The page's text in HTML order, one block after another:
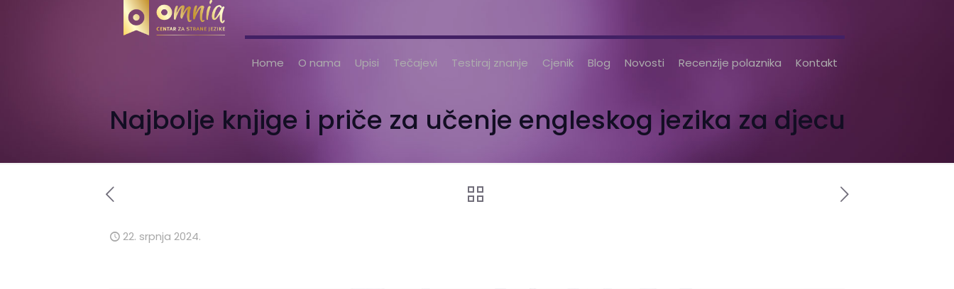
Home O nama Upisi Tečajevi Testiraj znanje Cjenik Blog Novosti Recenzije polaznika Kontakt
Najbolje knjige i priče za učenje engleskog jezika za djecu
22. srpnja 2024.